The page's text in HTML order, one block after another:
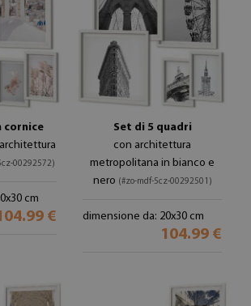
cornice
00292572)
cm
€
Set di 5 quadri
con architettura
metropolitana in bianco e
nero (#zo-mdf-5cz-00292501)
dimensione da: 20x30 cm
104.99 €